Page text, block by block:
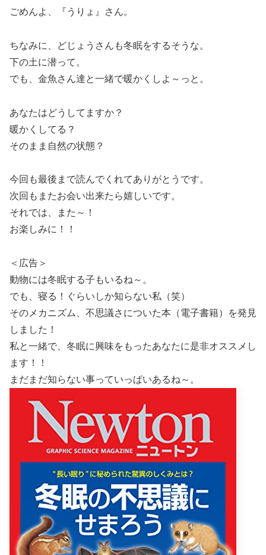
ごめんよ、『うりょ』さん。
ちなみに、どじょうさんも冬眠をするそうな。
下の土に潜って。
でも、金魚さん達と一緒で暖かくしよ～っと。
あなたはどうしてますか？
暖かくしてる？
そのまま自然の状態？
今回も最後まで読んでくれてありがとうです。
次回もまたお会い出来たら嬉しいです。
それでは、また～！
お楽しみに！！
＜広告＞
動物には冬眠する子もいるね～。
でも、寝る！ぐらいしか知らない私（笑）
そのメカニズム、不思議さについた本（電子書籍）を発見
しました！
私と一緒で、冬眠に興味をもったあなたに是非オススメし
ます！！
まだまだ知らない事っていっぱいあるね～。